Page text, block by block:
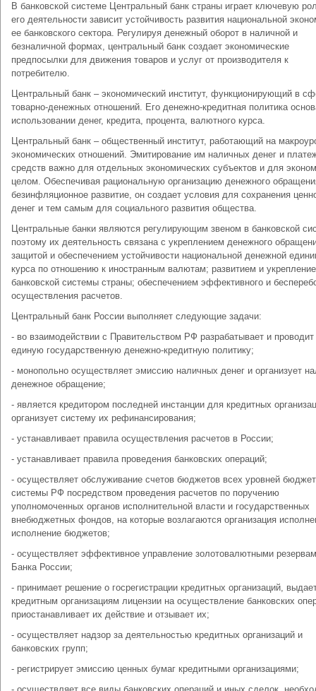
В банковской системе Центральный банк страны играет ключевую
его деятельности зависит устойчивость развития национальной
ее банковского сектора. Регулируя денежный оборот в наличной и
безналичной формах, центральный банк создает экономические
предпосылки для движения товаров и услуг от производителя к
потребителю.
Центральный банк – экономический институт, функционирующий в
товарно-денежных отношений. Его денежно-кредитная политика
использовании денег, кредита, процента, валютного курса.
Центральный банк – общественный институт, работающий на
экономических отношений. Эмитирование им наличных денег и
средств важно для отдельных экономических субъектов и для
целом. Обеспечивая рациональную организацию денежного
безинфляционное развитие, он создает условия для сохранения
денег и тем самым для социального развития общества.
Центральные банки являются регулирующим звеном в банковской
поэтому их деятельность связана с укреплением денежного
защитой и обеспечением устойчивости национальной денежной
курса по отношению к иностранным валютам; развитием и
банковской системы страны; обеспечением эффективного и
осуществления расчетов.
Центральный банк России выполняет следующие задачи:
- во взаимодействии с Правительством РФ разрабатывает и проводит
единую государственную денежно-кредитную политику;
- монопольно осуществляет эмиссию наличных денег и организует
денежное обращение;
- является кредитором последней инстанции для кредитных
организует систему их рефинансирования;
- устанавливает правила осуществления расчетов в России;
- устанавливает правила проведения банковских операций;
- осуществляет обслуживание счетов бюджетов всех уровней
системы РФ посредством проведения расчетов по поручению
уполномоченных органов исполнительной власти и государственных
внебюджетных фондов, на которые возлагаются организация
исполнение бюджетов;
- осуществляет эффективное управление золотовалютными
Банка России;
- принимает решение о госрегистрации кредитных организаций,
кредитным организациям лицензии на осуществление банковских
приостанавливает их действие и отзывает их;
- осуществляет надзор за деятельностью кредитных организаций и
банковских групп;
- регистрирует эмиссию ценных бумаг кредитными организациями;